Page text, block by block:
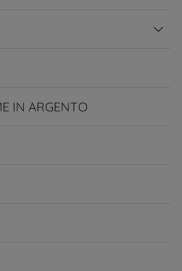
IN ARGENTO